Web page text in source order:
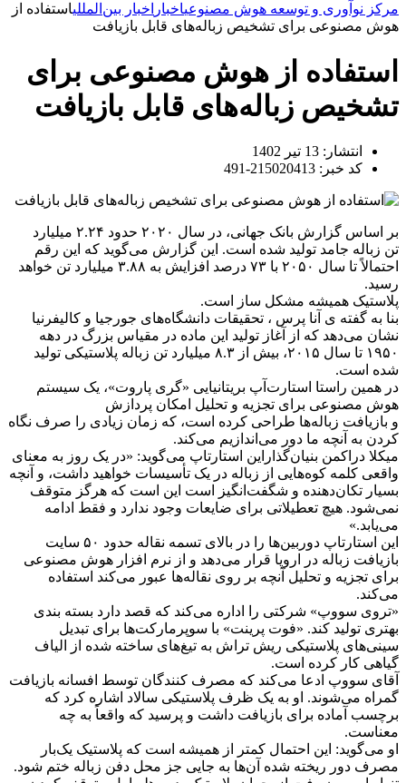
مرکز نوآوری و توسعه هوش مصنوعیاخبار اخبار بین‌المللیاستفاده از
هوش مصنوعی برای تشخیص زباله‌های قابل بازیافت
استفاده از هوش مصنوعی برای
تشخیص زباله‌های قابل بازیافت
انتشار: 13 تیر 1402
کد خبر: 215020413-491
بر اساس گزارش بانک جهانی، در سال ۲۰۲۰ حدود ۲.۲۴ میلیارد
تن زباله جامد تولید شده است. این گزارش می‌گوید که این رقم
احتمالاً تا سال ۲۰۵۰ با ۷۳ درصد افزایش به ۳.۸۸ میلیارد تن خواهد
رسید.
پلاستیک همیشه مشکل ساز است.
بنا به گفته ی آنا پرس ، تحقیقات دانشگاه‌های جورجیا و کالیفرنیا
نشان می‌دهد که از آغاز تولید این ماده در مقیاس بزرگ در دهه
۱۹۵۰ تا سال ۲۰۱۵، بیش از ۸.۳ میلیارد تن زباله پلاستیکی تولید
شده است.
در همین راستا استارت‌آپ بریتانیایی «گری پاروت»، یک سیستم
هوش مصنوعی برای تجزیه و تحلیل امکان پردازش
و بازیافت زباله‌ها طراحی کرده است، که زمان زیادی را صرف نگاه
کردن به آنچه ما دور می‌اندازیم می‌کند.
میکلا دراکمن بنیان‌گذاراین استارتاپ می‌گوید: «در یک روز به معنای
واقعی کلمه کوه‌هایی از زباله در یک تأسیسات خواهید داشت، و آنچه
بسیار تکان‌دهنده و شگفت‌انگیز است این است که هرگز متوقف
نمی‌شود. هیچ تعطیلاتی برای ضایعات وجود ندارد و فقط ادامه
می‌یابد.»
این استارتاپ دوربین‌ها را در بالای تسمه نقاله حدود ۵۰ سایت
بازیافت زباله در اروپا قرار می‌دهد و از نرم افزار هوش مصنوعی
برای تجزیه و تحلیل آنچه بر روی نقاله‌ها عبور می‌کند استفاده
می‌کند.
«تروی سووپ» شرکتی را اداره می‌کند که قصد دارد بسته بندی
بهتری تولید کند. «فوت پرینت» با سوپرمارکت‌ها برای تبدیل
سینی‌های پلاستیکی ریش تراش به تیغ‌های ساخته شده از الیاف
گیاهی کار کرده است.
آقای سووپ ادعا می‌کند که مصرف کنندگان توسط افسانه بازیافت
گمراه می‌شوند. او به یک ظرف پلاستیکی سالاد اشاره کرد که
برچسب آماده برای بازیافت داشت و پرسید که واقعاً به چه
معناست.
او می‌گوید: این احتمال کمتر از همیشه است که پلاستیک یک‌بار
مصرف دور ریخته شده آن‌ها به جایی جز محل دفن زباله ختم شود.